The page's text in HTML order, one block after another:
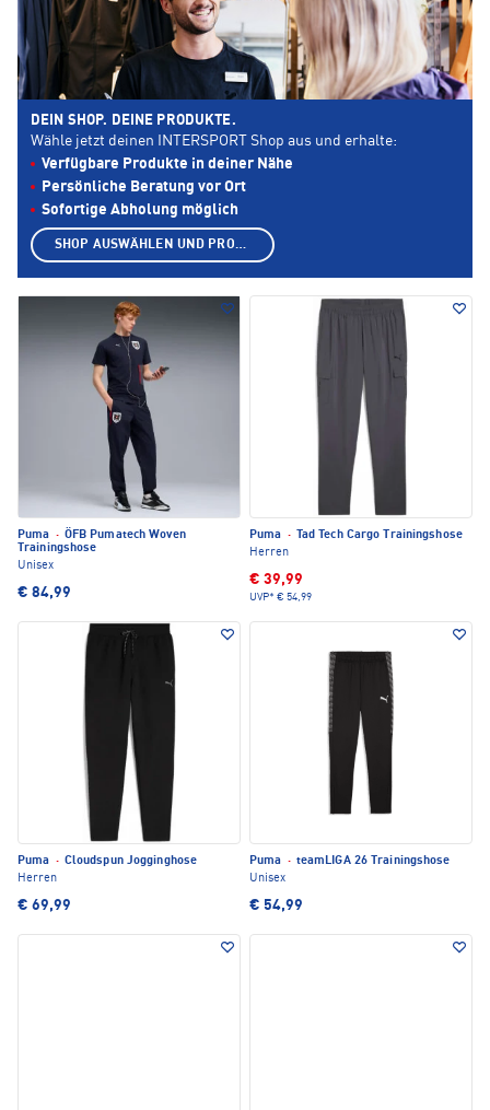
Puma · ÖFB Pumatech Woven
Trainingshose
Unisex
€ 84,99
Puma ·
Tad Tech Cargo Trainingshose
Herren
€ 39,99
UVP* € 54,99
Puma · Cloudspun Jogginghose
Herren
€ 69,99
Puma · teamLIGA 26 Trainingshose
Unisex
€ 54,99
DEIN SHOP. DEINE PRODUKTE.
Wähle jetzt deinen INTERSPORT Shop aus und erhalte:
Verfügbare Produkte in deiner Nähe
Persönliche Beratung vor Ort
Sofortige Abholung möglich
SHOP AUSWÄHLEN UND PRODUKTE ANZEIGEN